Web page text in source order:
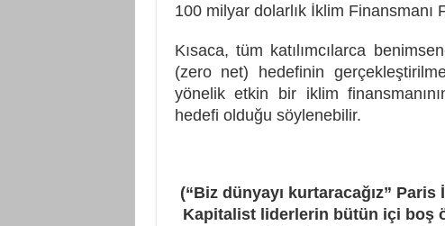
100 milyar dolarlık İklim Finansmanı
Kısaca, tüm katılımcılarca
(zero net) hedefinin
yönelik etkin bir iklim
hedefi olduğu söylenebilir.
(“Biz dünyayı kurtaracağız”
Kapitalist liderlerin bütün içi boş